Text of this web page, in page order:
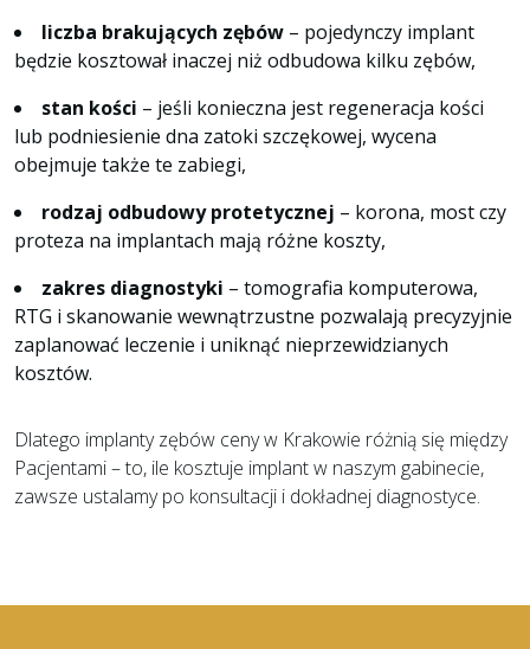
liczba brakujących zębów – pojedynczy implant
będzie kosztował inaczej niż odbudowa kilku zębów,
stan kości – jeśli konieczna jest regeneracja kości
lub podniesienie dna zatoki szczękowej, wycena
obejmuje także te zabiegi,
rodzaj odbudowy protetycznej – korona, most czy
proteza na implantach mają różne koszty,
zakres diagnostyki – tomografia komputerowa,
RTG i skanowanie wewnątrzustne pozwalają precyzyjnie
zaplanować leczenie i uniknąć nieprzewidzianych
kosztów.
Dlatego implanty zębów ceny w Krakowie różnią się między
Pacjentami – to, ile kosztuje implant w naszym gabinecie,
zawsze ustalamy po konsultacji i dokładnej diagnostyce.